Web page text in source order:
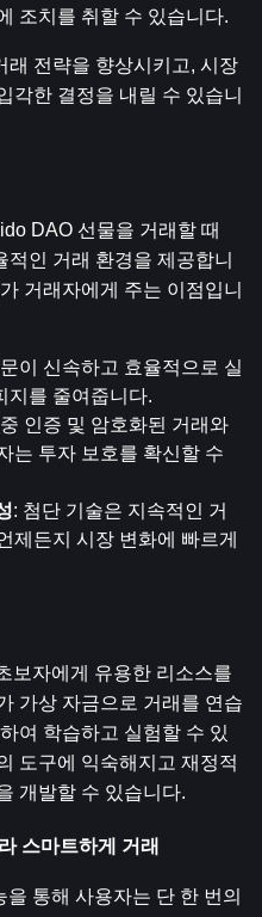
조치를 취할 수 있습니다.
래 전략을 향상시키고, 시장
각한 결정을 내릴 수 있습니
DAO 선물을 거래할 때
인 거래 환경을 제공합니
거래자에게 주는 이점입니
이 신속하고 효율적으로 실
지를 줄여줍니다.
인증 및 암호화된 거래와
는 투자 보호를 확신할 수
: 첨단 기술은 지속적인 거
제든지 시장 변화에 빠르게
보자에게 유용한 리소스를
가상 자금으로 거래를 연습
여 학습하고 실험할 수 있
도구에 익숙해지고 재정적
개발할 수 있습니다.
스마트하게 거래
통해 사용자는 단 한 번의